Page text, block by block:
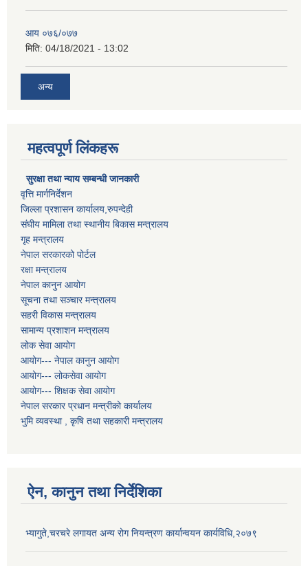
आय ०७६/०७७
मिति: 04/18/2021 - 13:02
अन्य
महत्वपूर्ण लिंकहरू
सुरक्षा तथा न्याय सम्बन्धी जानकारी
वृत्ति मार्गनिर्देशन
जिल्ला प्रशासन कार्यालय,रुपन्देही
संघीय मामिला तथा स्थानीय बिकास मन्त्रालय
गृह मन्त्रालय
नेपाल सरकारको पोर्टल
रक्षा मन्त्रालय
नेपाल कानुन आयोग
सूचना तथा सञ्चार मन्त्रालय
सहरी विकास मन्त्रालय
सामान्य प्रशाशन मन्त्रालय
लोक सेवा आयोग
आयोग--- नेपाल कानुन आयोग
आयोग--- लोकसेवा आयोग
आयोग--- शिक्षक सेवा आयोग
नेपाल सरकार प्रधान मन्त्रीको कार्यालय
भुमि व्यवस्था , कृषि तथा सहकारी मन्त्रालय
ऐन, कानुन तथा निर्देशिका
भ्यागुते,चरचरे लगायत अन्य रोग नियन्त्रण कार्यान्वयन कार्यविधि,२०७९